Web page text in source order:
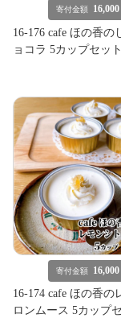
寄付金額 16,000
16-176 cafe ほの香の
ョコラ 5カップセット
寄付金額 16,000
16-174 cafe ほの香の
ロンムース 5カップ